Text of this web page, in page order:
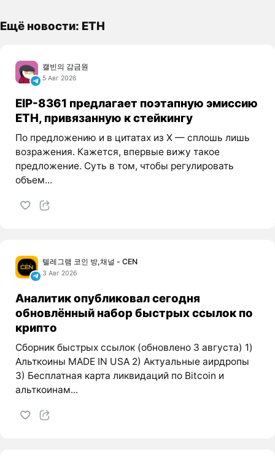
Ещё новости: ETH
캘빈의 감금원
5 Авг 2026
EIP-8361 предлагает поэтапную эмиссию
ETH, привязанную к стейкингу
По предложению и в цитатах из X — сплошь лишь
возражения. Кажется, впервые вижу такое
предложение. Суть в том, чтобы регулировать
объем...
텔레그램 코인 방,채널 - CEN
3 Авг 2026
Аналитик опубликовал сегодня
обновлённый набор быстрых ссылок по
крипто
Сборник быстрых ссылок (обновлено 3 августа) 1)
Альткоины MADE IN USA 2) Актуальные аирдропы
3) Бесплатная карта ликвидаций по Bitcoin и
альткоинам...